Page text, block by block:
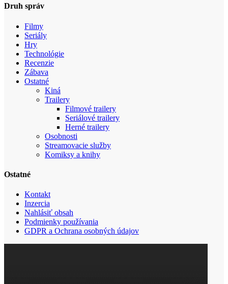
Druh správ
Filmy
Seriály
Hry
Technológie
Recenzie
Zábava
Ostatné
Kiná
Trailery
Filmové trailery
Seriálové trailery
Herné trailery
Osobnosti
Streamovacie služby
Komiksy a knihy
Ostatné
Kontakt
Inzercia
Nahlásiť obsah
Podmienky používania
GDPR a Ochrana osobných údajov